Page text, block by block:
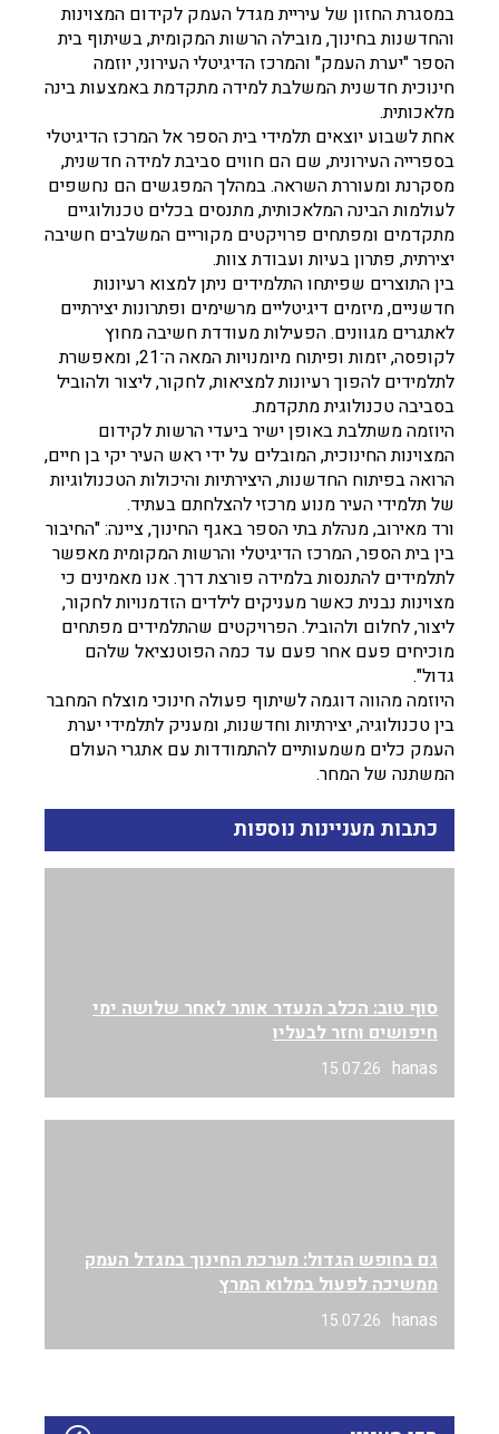
במסגרת החזון של עיריית מגדל העמק לקידום המצוינות
והחדשנות בחינוך, מובילה הרשות המקומית, בשיתוף בית
הספר "יערת העמק" והמרכז הדיגיטלי העירוני, יוזמה
חינוכית חדשנית המשלבת למידה מתקדמת באמצעות בינה
מלאכותית.
אחת לשבוע יוצאים תלמידי בית הספר אל המרכז הדיגיטלי
בספרייה העירונית, שם הם חווים סביבת למידה חדשנית,
מסקרנת ומעוררת השראה. במהלך המפגשים הם נחשפים
לעולמות הבינה המלאכותית, מתנסים בכלים טכנולוגיים
מתקדמים ומפתחים פרויקטים מקוריים המשלבים חשיבה
יצירתית, פתרון בעיות ועבודת צוות.
בין התוצרים שפיתחו התלמידים ניתן למצוא רעיונות
חדשניים, מיזמים דיגיטליים מרשימים ופתרונות יצירתיים
לאתגרים מגוונים. הפעילות מעודדת חשיבה מחוץ
לקופסה, יזמות ופיתוח מיומנויות המאה ה־21, ומאפשרת
לתלמידים להפוך רעיונות למציאות, לחקור, ליצור ולהוביל
בסביבה טכנולוגית מתקדמת.
היוזמה משתלבת באופן ישיר ביעדי הרשות לקידום
המצוינות החינוכית, המובלים על ידי ראש העיר יקי בן חיים,
הרואה בפיתוח החדשנות, היצירתיות והיכולות הטכנולוגיות
של תלמידי העיר מנוע מרכזי להצלחתם בעתיד.
ורד מאירוב, מנהלת בתי הספר באגף החינוך, ציינה: "החיבור
בין בית הספר, המרכז הדיגיטלי והרשות המקומית מאפשר
לתלמידים להתנסות בלמידה פורצת דרך. אנו מאמינים כי
מצוינות נבנית כאשר מעניקים לילדים הזדמנויות לחקור,
ליצור, לחלום ולהוביל. הפרויקטים שהתלמידים מפתחים
מוכיחים פעם אחר פעם עד כמה הפוטנציאל שלהם
גדול".
היוזמה מהווה דוגמה לשיתוף פעולה חינוכי מוצלח המחבר
בין טכנולוגיה, יצירתיות וחדשנות, ומעניק לתלמידי יערת
העמק כלים משמעותיים להתמודדות עם אתגרי העולם
המשתנה של המחר.
כתבות מעניינות נוספות
סוף טוב: הכלב הנעדר אותר לאחר שלושה ימי
חיפושים וחזר לבעליו
hanas
15.07.26
גם בחופש הגדול: מערכת החינוך במגדל העמק
ממשיכה לפעול במלוא המרץ
hanas
15.07.26